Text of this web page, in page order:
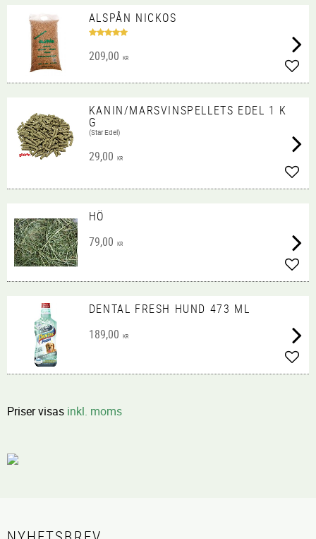
ALSPÅN NICKOS
209,00 KR
KANIN/MARSVINSPELLETS EDEL 1 K
G
(Star Edel)
29,00 KR
HÖ
79,00 KR
DENTAL FRESH HUND 473 ML
189,00 KR
Priser visas inkl. moms